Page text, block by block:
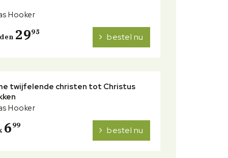
Hooker
2995 bestel nu
twijfelende christen tot Christus
Hooker
699 bestel nu